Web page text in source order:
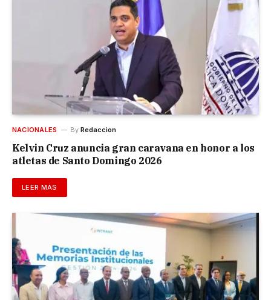
NACIONALES By Redaccion
Kelvin Cruz anuncia gran caravana en honor a los
atletas de Santo Domingo 2026
LEER MÁS